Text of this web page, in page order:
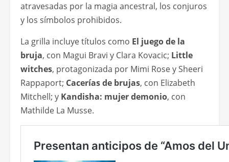
atravesadas por la magia ancestral, los conjuros
y los símbolos prohibidos.
La grilla incluye títulos como El juego de la
bruja, con Magui Bravi y Clara Kovacic; Little
witches, protagonizada por Mimi Rose y Sheeri
Rappaport; Cacerías de brujas, con Elizabeth
Mitchell; y Kandisha: mujer demonio, con
Mathilde La Musse.